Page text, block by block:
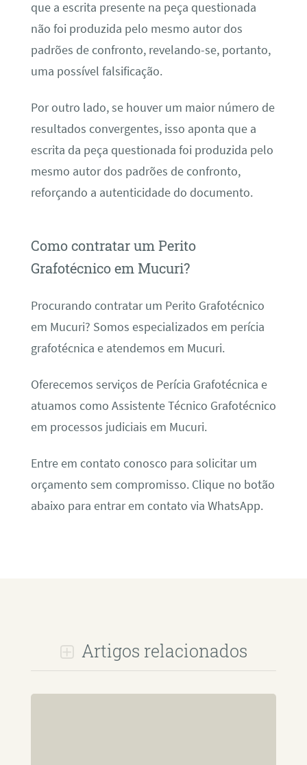
que a escrita presente na peça questionada
não foi produzida pelo mesmo autor dos
padrões de confronto, revelando-se, portanto,
uma possível falsificação.
Por outro lado, se houver um maior número de
resultados convergentes, isso aponta que a
escrita da peça questionada foi produzida pelo
mesmo autor dos padrões de confronto,
reforçando a autenticidade do documento.
Como contratar um Perito
Grafotécnico em Mucuri?
Procurando contratar um Perito Grafotécnico
em Mucuri? Somos especializados em perícia
grafotécnica e atendemos em Mucuri.
Oferecemos serviços de Perícia Grafotécnica e
atuamos como Assistente Técnico Grafotécnico
em processos judiciais em Mucuri.
Entre em contato conosco para solicitar um
orçamento sem compromisso. Clique no botão
abaixo para entrar em contato via WhatsApp.
Artigos relacionados